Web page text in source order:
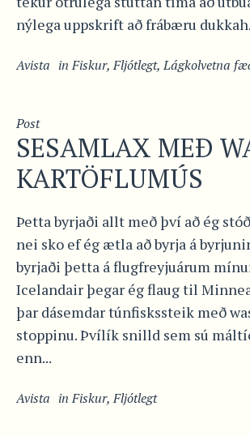
nýlega uppskrift að frábæru
Avista inFiskur,Fljótlegt,Lágkolvetna
Post
SESAMLAX MEÐ
KARTÖFLUMÚS
Þetta byrjaði allt með því að ég
nei sko ef ég ætla að byrja á
byrjaði þetta á flugfreyjuárum
Icelandair þegar ég flaug til
þar dásemdar túnfiskssteik með
stoppinu. Þvílík snilld sem sú
enn...
Avista inFiskur,Fljótlegt